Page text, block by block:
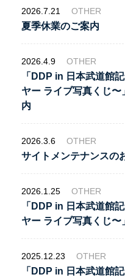
2026.7.21 OTHER
夏季休業のご案内
2026.4.9 OTHER
「DDP in 日本武道館
ヤー ライブ写真くじ
内
2026.3.6 OTHER
サイトメンテナンスの
2026.1.25 OTHER
「DDP in 日本武道館
ヤー ライブ写真くじ〜
2025.12.23 OTHER
「DDP in 日本武道館